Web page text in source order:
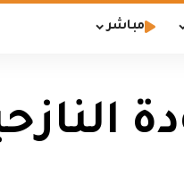
مباشر